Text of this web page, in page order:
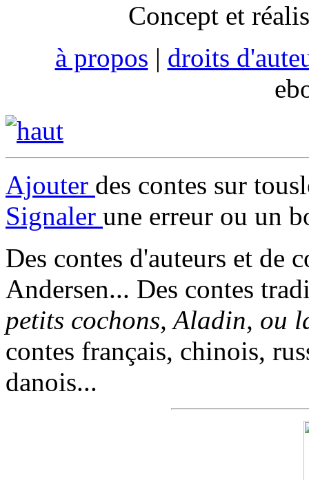
Concept et
à propos | droits
Ajouter des contes sur
Signaler une erreur ou un
Des contes d'auteurs et de
Andersen... Des contes
petits cochons, Aladin, ou
contes français, chinois,
danois...